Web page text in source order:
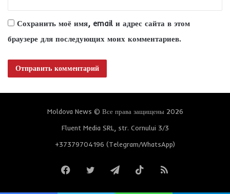
Сохранить моё имя, email и адрес сайта в этом
браузере для последующих моих комментариев.
Moldova News © Все права защищены 2026
Fluent Media SRL, str. Cornului 3/3
+37379704196 (Telegram/WhatsApp)
FacebookTwitterTelegramTikTokRSS